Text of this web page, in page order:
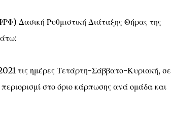
Ρυθμιστική Διάταξης Θήρας της
τις ημέρες Τετάρτη-Σάββατο-Κυριακή, σε
στο όριο κάρπωσης ανά ομάδα και